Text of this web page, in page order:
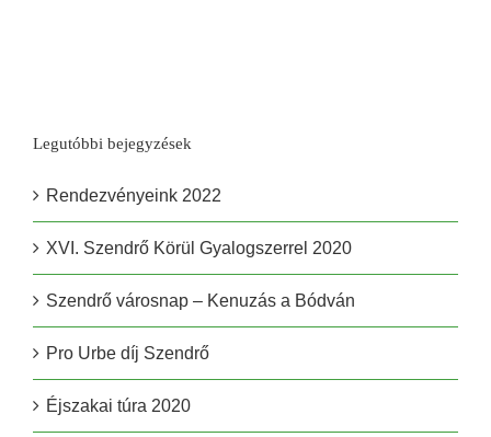
Legutóbbi bejegyzések
Rendezvényeink 2022
XVI. Szendrő Körül Gyalogszerrel 2020
Szendrő városnap – Kenuzás a Bódván
Pro Urbe díj Szendrő
Éjszakai túra 2020